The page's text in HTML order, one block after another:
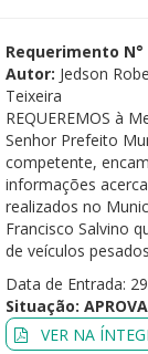
Requerimento N°
Autor: Jedson
Teixeira
REQUEREMOS à
Senhor Prefeito
competente,
informações
realizados no
Francisco Salvino
de veículos
Data de Entrada:
Situação:
VER NA